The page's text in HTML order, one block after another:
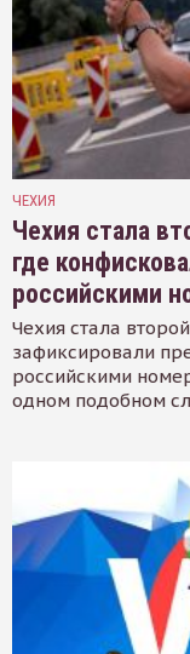
ЧЕХИЯ
Чехия стала
где
российскими
Чехия стала
зафиксировали
российскими
одном подобном